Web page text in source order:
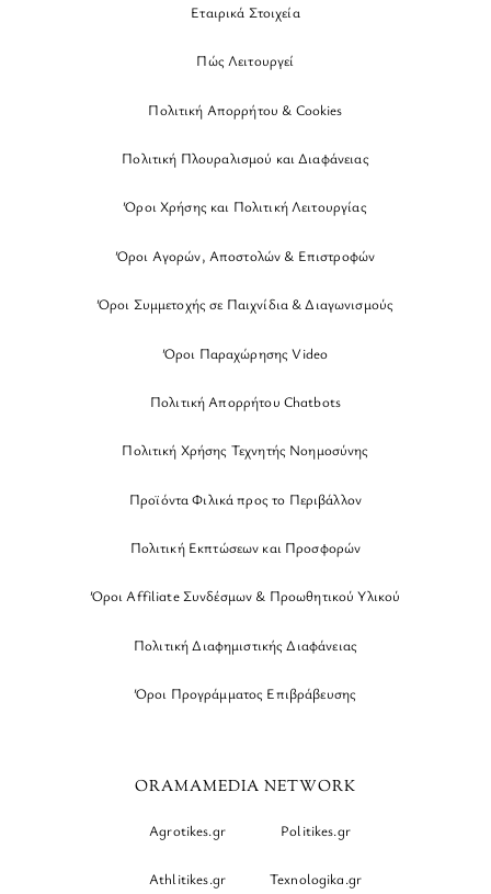
Εταιρικά Στοιχεία
Πώς Λειτουργεί
Πολιτική Απορρήτου & Cookies
Πολιτική Πλουραλισμού και Διαφάνειας
Όροι Χρήσης και Πολιτική Λειτουργίας
Όροι Αγορών, Αποστολών & Επιστροφών
Όροι Συμμετοχής σε Παιχνίδια & Διαγωνισμούς
Όροι Παραχώρησης Video
Πολιτική Απορρήτου Chatbots
Πολιτική Χρήσης Τεχνητής Νοημοσύνης
Προϊόντα Φιλικά προς το Περιβάλλον
Πολιτική Εκπτώσεων και Προσφορών
Όροι Affiliate Συνδέσμων & Προωθητικού Υλικού
Πολιτική Διαφημιστικής Διαφάνειας
Όροι Προγράμματος Επιβράβευσης
ORAMAMEDIA NETWORK
Agrotikes.gr Politikes.gr
Athlitikes.gr Texnologika.gr